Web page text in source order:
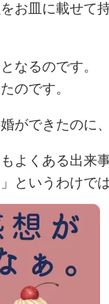
お皿に載せて
なるのです。
のです。
できたのに
くある出来
というわけでは